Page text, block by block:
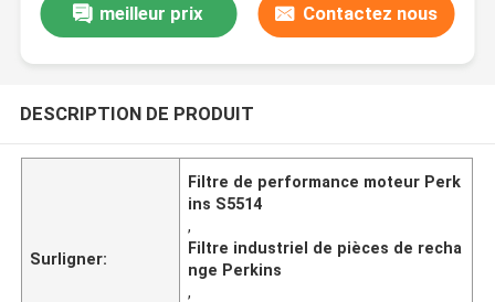
meilleur prix Contactez nous
DESCRIPTION DE PRODUIT
Surligner:
Filtre de performance moteur Perk
ins S5514
,
Filtre industriel de pièces de recha
nge Perkins
,